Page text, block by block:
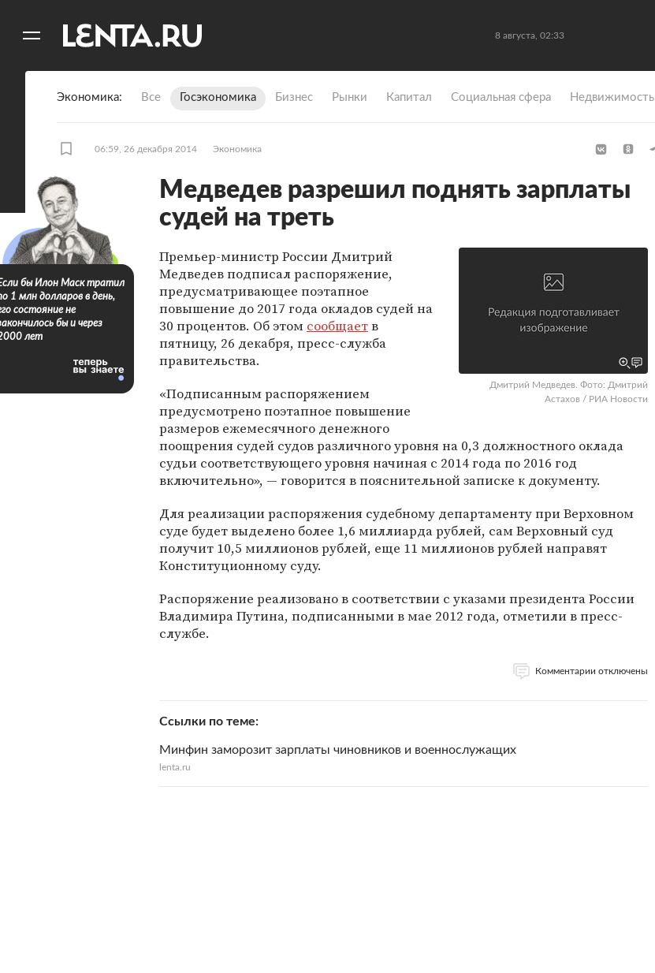
8 августа, 02:33
Экономика Все Госэкономика Бизнес Рынки Капитал Социальная сфера Недвижимость
06:59, 26 декабря 2014 Экономика
Медведев разрешил поднять зарплаты
судей на треть
Дмитрий Медведев. Фото: Дмитрий
Астахов / РИА Новости
Премьер-министр России Дмитрий
Медведев подписал распоряжение,
предусматривающее поэтапное
повышение до 2017 года окладов судей на
30 процентов. Об этом сообщаетв
пятницу, 26 декабря, пресс-служба
правительства.
«Подписанным распоряжением
предусмотрено поэтапное повышение
размеров ежемесячного денежного
поощрения судей судов различного уровня на 0,3 должностного оклада
судьи соответствующего уровня начиная с 2014 года по 2016 год
включительно», — говорится в пояснительной записке к документу.
Для реализации распоряжения судебному департаменту при Верховном
суде будет выделено более 1,6 миллиарда рублей, сам Верховный суд
получит 10,5 миллионов рублей, еще 11 миллионов рублей направят
Конституционному суду.
Распоряжение реализовано в соответствии с указами президента России
Владимира Путина, подписанными в мае 2012 года, отметили в пресс-
службе.
Комментарии отключены
Ссылки по теме
Минфин заморозит зарплаты чиновников и военнослужащих
lenta.ru
бы Илон Маск тратил
1 млн долларов в день,
состояние не
бы и через
лет